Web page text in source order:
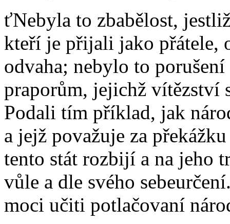
ťNebyla to zbabělost,
kteří je přijali jako přátele,
odvaha; nebylo to
praporům, jejichž vítězství
Podali tím příklad, jak
a jejž považuje za
tento stát rozbijí a na jeho
vůle a dle svého
moci učiti potlačovaní